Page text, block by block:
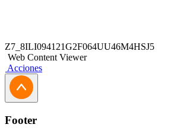
Z7_8ILI094121G2F064UU46M4HSJ5
Web Content Viewer
Acciones
Footer